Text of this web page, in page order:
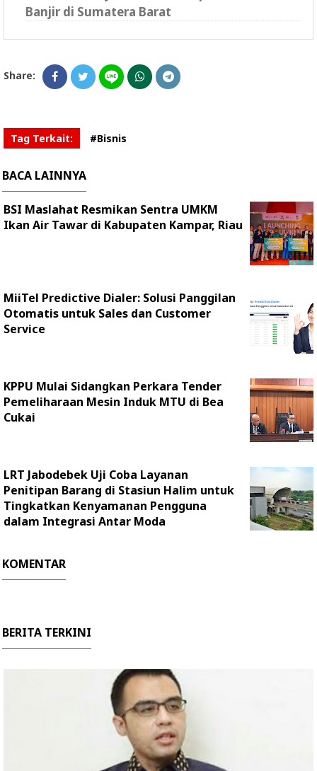
Banjir di Sumatera Barat
Share:
Tag Terkait: #Bisnis
BACA LAINNYA
BSI Maslahat Resmikan Sentra UMKM
Ikan Air Tawar di Kabupaten Kampar, Riau
MiiTel Predictive Dialer: Solusi Panggilan
Otomatis untuk Sales dan Customer
Service
KPPU Mulai Sidangkan Perkara Tender
Pemeliharaan Mesin Induk MTU di Bea
Cukai
LRT Jabodebek Uji Coba Layanan
Penitipan Barang di Stasiun Halim untuk
Tingkatkan Kenyamanan Pengguna
dalam Integrasi Antar Moda
KOMENTAR
BERITA TERKINI